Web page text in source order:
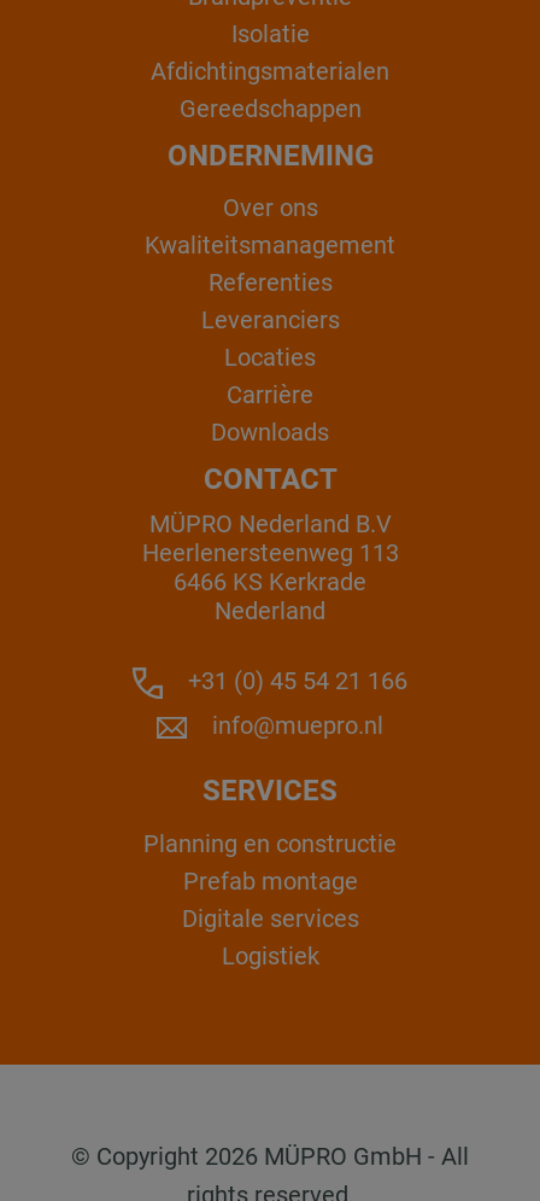
Isolatie
Afdichtingsmaterialen
Gereedschappen
ONDERNEMING
Over ons
Kwaliteitsmanagement
Referenties
Leveranciers
Locaties
Carrière
Downloads
CONTACT
MÜPRO Nederland B.V
Heerlenersteenweg 113
6466 KS Kerkrade
Nederland
+31 (0) 45 54 21 166
info@muepro.nl
SERVICES
Planning en constructie
Prefab montage
Digitale services
Logistiek
© Copyright 2026 MÜPRO GmbH - All